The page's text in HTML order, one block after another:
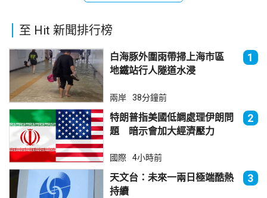
至 Hit 新聞排行榜
白海豚外圍雨帶掃上海市區
地鐵站行人隧道水浸
1
兩岸 38分鐘前
特朗普指美國低調處理伊朗問
題 暗示會加大經濟壓力
2
國際 4小時前
天文台：未來一兩日極端酷熱
持續
3